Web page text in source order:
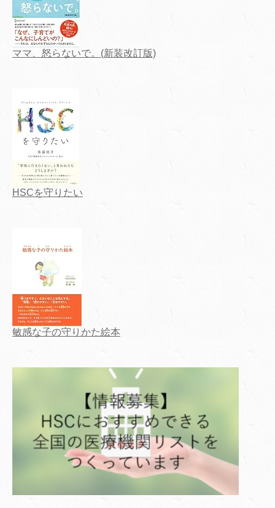
ママ、怒らないで。(新装改訂版)
HSCを守りたい
敏感な子の守りかた絵本